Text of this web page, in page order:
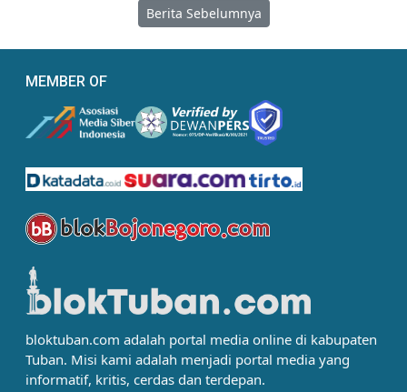
Berita Sebelumnya
MEMBER OF
bloktuban.com adalah portal media online di kabupaten
Tuban. Misi kami adalah menjadi portal media yang
informatif, kritis, cerdas dan terdepan.